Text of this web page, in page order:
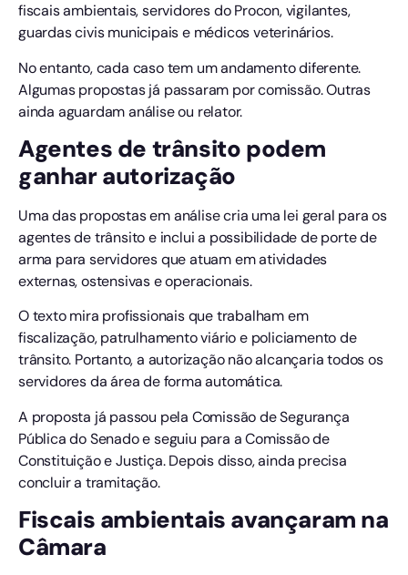
fiscais ambientais, servidores do Procon, vigilantes,
guardas civis municipais e médicos veterinários.
No entanto, cada caso tem um andamento diferente.
Algumas propostas já passaram por comissão. Outras
ainda aguardam análise ou relator.
Agentes de trânsito podem
ganhar autorização
Uma das propostas em análise cria uma lei geral para os
agentes de trânsito e inclui a possibilidade de porte de
arma para servidores que atuam em atividades
externas, ostensivas e operacionais.
O texto mira profissionais que trabalham em
fiscalização, patrulhamento viário e policiamento de
trânsito. Portanto, a autorização não alcançaria todos os
servidores da área de forma automática.
A proposta já passou pela Comissão de Segurança
Pública do Senado e seguiu para a Comissão de
Constituição e Justiça. Depois disso, ainda precisa
concluir a tramitação.
Fiscais ambientais avançaram na
Câmara